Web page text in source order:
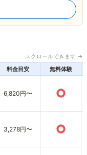
スクロールできます →
料金目安 無料体験
6,820円〜 ○
3,278円〜 ○